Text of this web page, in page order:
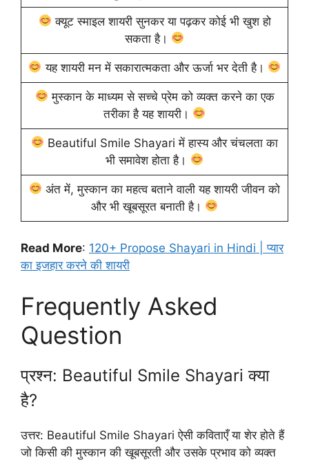
क्यूट स्माइल शायरी सुनकर या पढ़कर कोई भी खुश हो
सकता है।
यह शायरी मन में सकारात्मकता और ऊर्जा भर देती है।
मुस्कान के माध्यम से सच्चे प्रेम को व्यक्त करने का एक
तरीका है यह शायरी।
Beautiful Smile Shayari में हास्य और चंचलता का
भी समावेश होता है।
अंत में, मुस्कान का महत्व बताने वाली यह शायरी जीवन को
और भी खूबसूरत बनाती है।
Read More: 120+ Propose Shayari in Hindi | प्यार
का इजहार करने की शायरी
Frequently Asked
Question
प्रश्न: Beautiful Smile Shayari क्या
है?
उत्तर: Beautiful Smile Shayari ऐसी कविताएँ या शेर होते हैं
जो किसी की मुस्कान की खूबसूरती और उसके प्रभाव को व्यक्त